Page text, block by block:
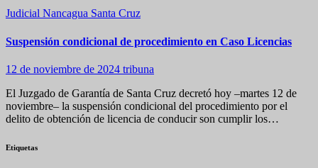
Judicial Nancagua Santa Cruz
Suspensión condicional de procedimiento en Caso Licencias
12 de noviembre de 2024 tribuna
El Juzgado de Garantía de Santa Cruz decretó hoy –martes 12 de
noviembre– la suspensión condicional del procedimiento por el
delito de obtención de licencia de conducir son cumplir los…
Etiquetas